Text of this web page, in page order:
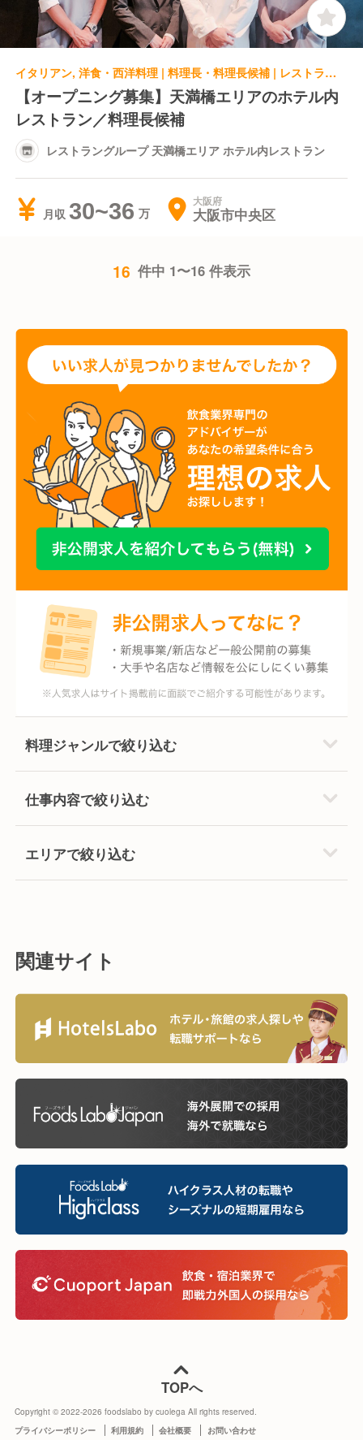
イタリアン, 洋食・西洋料理 | 料理長・料理長候補 | レストラングループ 天満橋エリア ホテル内レストラン
【オープニング募集】天満橋エリアのホテル内
レストラン／料理長候補
レストラングループ 天満橋エリア ホテル内レストラン
月収 30~36 大阪府
大阪市中央区
16 件中 1〜16 件表示
料理ジャンルで絞り込む
仕事内容で絞り込む
エリアで絞り込む
関連サイト
TOPへ
Copyright © 2022-2026 foodslabo by cuolega All rights reserved.
プライバシーポリシー
利用規約 会社概要 お問い合わせ